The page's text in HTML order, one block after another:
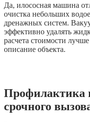
Да, илососная машина
очистка небольших
дренажных систем.
эффективно удалять
расчета стоимости
описание объекта.
Профилактика
срочного